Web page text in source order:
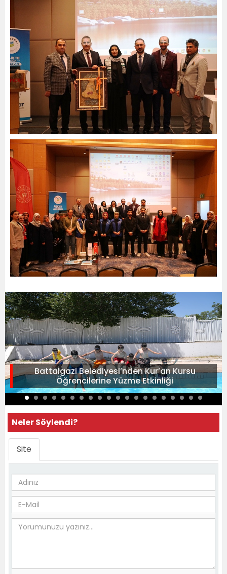
Battalgazi Belediyesi’nden Kur’an Kursu
Öğrencilerine Yüzme Etkinliği
Neler Söylendi?
Site